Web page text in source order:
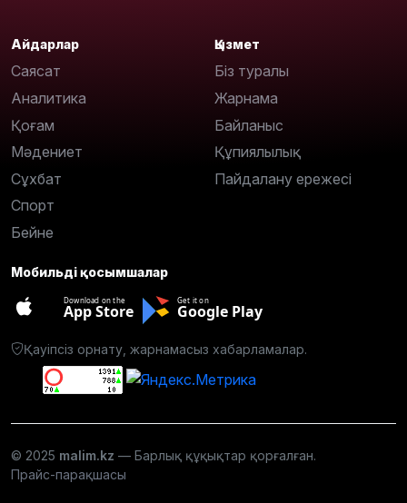
Айдарлар
Саясат
Аналитика
Қоғам
Мәдениет
Сұхбат
Спорт
Бейне
Қызмет
Біз туралы
Жарнама
Байланыс
Құпиялылық
Пайдалану ережесі
Мобильді қосымшалар
Download on the
App Store
Get it on
Google Play
Қауіпсіз орнату, жарнамасыз хабарламалар.
© 2025 malim.kz — Барлық құқықтар қорғалған.
Прайс-парақшасы